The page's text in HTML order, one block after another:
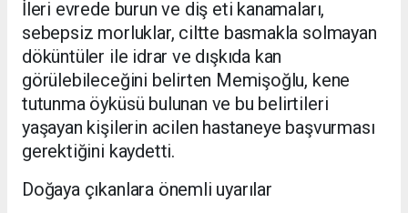
İleri evrede burun ve diş eti kanamaları,
sebepsiz morluklar, ciltte basmakla solmayan
döküntüler ile idrar ve dışkıda kan
görülebileceğini belirten Memişoğlu, kene
tutunma öyküsü bulunan ve bu belirtileri
yaşayan kişilerin acilen hastaneye başvurması
gerektiğini kaydetti.
Doğaya çıkanlara önemli uyarılar